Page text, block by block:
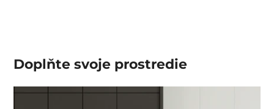
Doplňte svoje prostredie